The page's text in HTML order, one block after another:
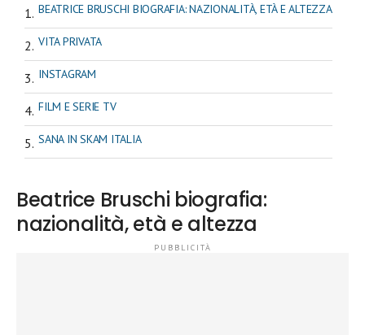
BEATRICE BRUSCHI BIOGRAFIA: NAZIONALITÀ, ETÀ E ALTEZZA
VITA PRIVATA
INSTAGRAM
FILM E SERIE TV
SANA IN SKAM ITALIA
Beatrice Bruschi biografia:
nazionalità, età e altezza